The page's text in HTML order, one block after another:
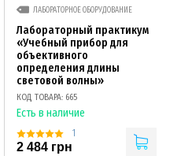
ЛАБОРАТОРНОЕ ОБОРУДОВАНИЕ
Лабораторный практикум
«Учебный прибор для
объективного
определения длины
световой волны»
КОД ТОВАРА: 665
Есть в наличие
1
2 484 грн